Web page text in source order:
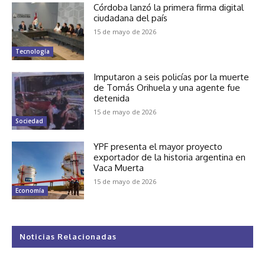
Tecnología
Córdoba lanzó la primera firma digital
ciudadana del país
15 de mayo de 2026
Sociedad
Imputaron a seis policías por la muerte
de Tomás Orihuela y una agente fue
detenida
15 de mayo de 2026
Economía
YPF presenta el mayor proyecto
exportador de la historia argentina en
Vaca Muerta
15 de mayo de 2026
Noticias Relacionadas